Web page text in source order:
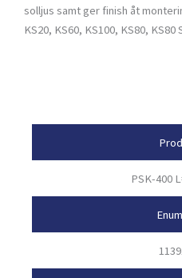
solljus samt ger finish åt
KS20, KS60, KS100, KS80, KS80
PSK-400